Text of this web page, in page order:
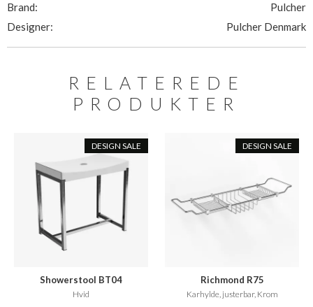
Brand:
Pulcher
Designer:
Pulcher Denmark
RELATEREDE
PRODUKTER
DESIGN SALE
Showerstool BT04
Hvid
DESIGN SALE
Richmond R75
Karhylde, justerbar, Krom